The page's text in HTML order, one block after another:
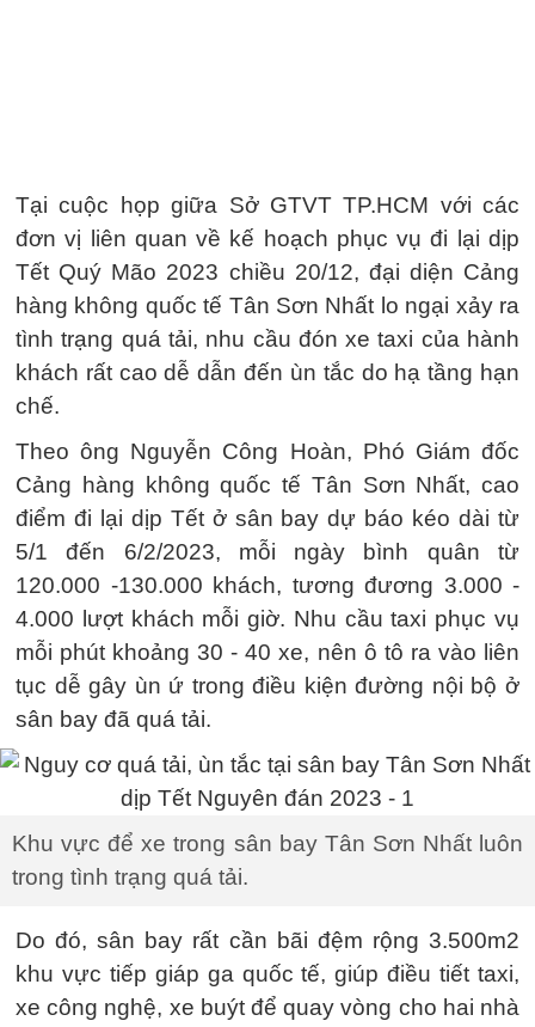
Tại cuộc họp giữa Sở GTVT TP.HCM với các
đơn vị liên quan về kế hoạch phục vụ đi lại dịp
Tết Quý Mão 2023 chiều 20/12, đại diện Cảng
hàng không quốc tế Tân Sơn Nhất lo ngại xảy ra
tình trạng quá tải, nhu cầu đón xe taxi của hành
khách rất cao dễ dẫn đến ùn tắc do hạ tầng hạn
chế.
Theo ông Nguyễn Công Hoàn, Phó Giám đốc
Cảng hàng không quốc tế Tân Sơn Nhất, cao
điểm đi lại dịp Tết ở sân bay dự báo kéo dài từ
5/1 đến 6/2/2023, mỗi ngày bình quân từ
120.000 -130.000 khách, tương đương 3.000 -
4.000 lượt khách mỗi giờ. Nhu cầu taxi phục vụ
mỗi phút khoảng 30 - 40 xe, nên ô tô ra vào liên
tục dễ gây ùn ứ trong điều kiện đường nội bộ ở
sân bay đã quá tải.
Khu vực để xe trong sân bay Tân Sơn Nhất luôn
trong tình trạng quá tải.
Do đó, sân bay rất cần bãi đệm rộng 3.500m2
khu vực tiếp giáp ga quốc tế, giúp điều tiết taxi,
xe công nghệ, xe buýt để quay vòng cho hai nhà